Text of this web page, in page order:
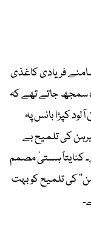
سامنے فریادی کاغذی
سمجھ جاتے تھے کہ
کپڑا بانس پہ
کی تلمیح بے
کنایتاً ہستیٔ مصمم
کی تلمیح کو بہت